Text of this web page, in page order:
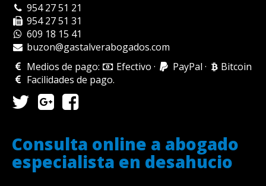
954 27 51 21
954 27 51 31
609 18 15 41
buzon@gastalverabogados.com
Medios de pago:
Efectivo · PayPal ·
Bitcoin
Facilidades de pago.
Consulta online a abogado
especialista en desahucio